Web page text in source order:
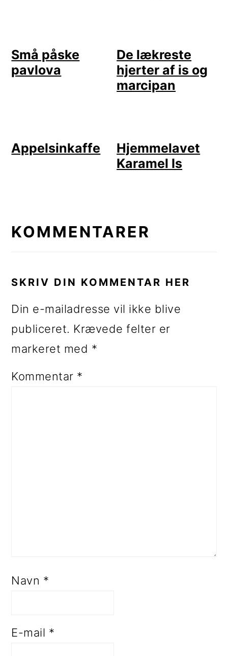
Små påske
pavlova
De lækreste
hjerter af is og
marcipan
Appelsinkaffe
Hjemmelavet
Karamel Is
KOMMENTARER
SKRIV DIN KOMMENTAR HER
Din e-mailadresse vil ikke blive
publiceret. Krævede felter er
markeret med *
Kommentar *
Navn *
E-mail *